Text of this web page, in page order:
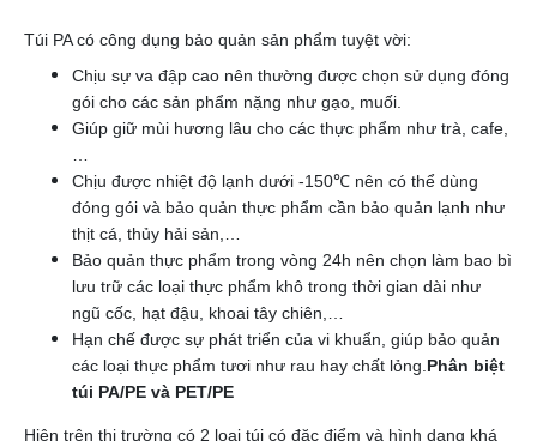
Túi PA có công dụng bảo quản sản phẩm tuyệt vời:
Chịu sự va đập cao nên thường được chọn sử dụng đóng
gói cho các sản phẩm nặng như gạo, muối.
Giúp giữ mùi hương lâu cho các thực phẩm như trà, cafe,
Chịu được nhiệt độ lạnh dưới -150℃ nên có thể dùng
đóng gói và bảo quản thực phẩm cần bảo quản lạnh như
thịt cá, thủy hải sản,…
Bảo quản thực phẩm trong vòng 24h nên chọn làm bao bì
lưu trữ các loại thực phẩm khô trong thời gian dài như
ngũ cốc, hạt đậu, khoai tây chiên,…
Hạn chế được sự phát triển của vi khuẩn, giúp bảo quản
các loại thực phẩm tươi như rau hay chất lỏng. Phân biệt
túi PA/PE và PET/PE
Hiện trên thị trường có 2 loại túi có đặc điểm và hình dạng khá